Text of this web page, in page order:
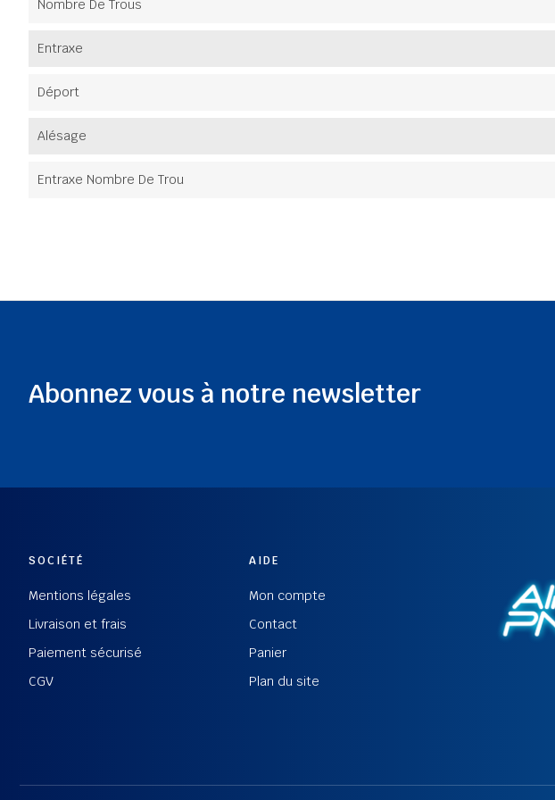
Nombre De Trous
Entraxe
Déport
Alésage
Entraxe Nombre De Trou
Abonnez vous à notre newsletter
SOCIÉTÉ
Mentions légales
Livraison et frais
Paiement sécurisé
CGV
AIDE
Mon compte
Contact
Panier
Plan du site